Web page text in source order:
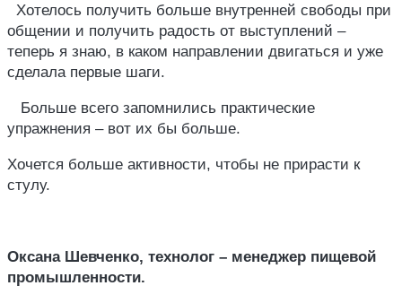
Хотелось получить больше внутренней свободы при
общении и получить радость от выступлений –
теперь я знаю, в каком направлении двигаться и уже
сделала первые шаги.
Больше всего запомнились практические
упражнения – вот их бы больше.
Хочется больше активности, чтобы не прирасти к
стулу.
Оксана Шевченко, технолог – менеджер пищевой
промышленности.